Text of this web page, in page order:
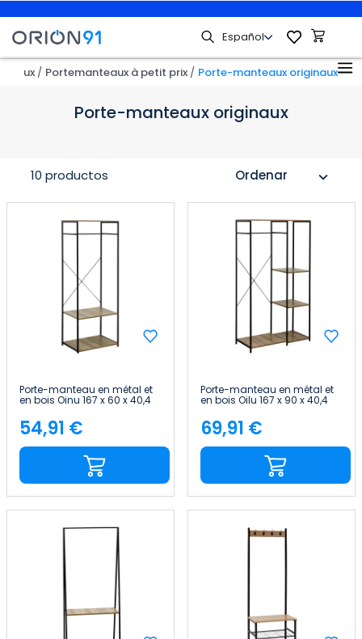
Portemanteaux à petit prix Porte-manteaux originaux
Porte-manteaux originaux
Ordenar expand_more
10 productos
Porte-manteau en métal et
en bois Oinu 167 x 60 x 40,4
Price
54,91 €
Porte-manteau en métal et
en bois Oilu 167 x 90 x 40,4
Price
69,91 €